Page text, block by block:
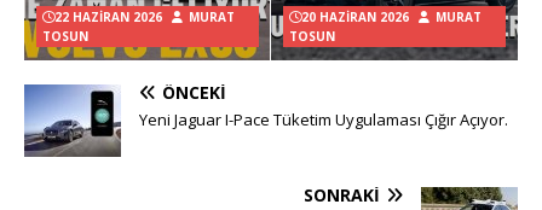
22 HAZIRAN 2026
MURAT
TOSUN
20 HAZIRAN 2026
MURAT
TOSUN
ÖNCEKI
Yeni Jaguar I-Pace Tüketim Uygulaması Çığır Açıyor.
SONRAKI